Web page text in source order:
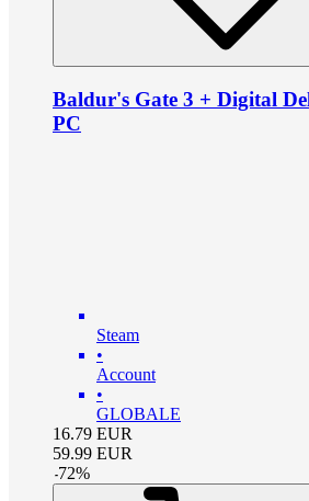
Baldur's Gate 3 + Digital
PC
Steam
•
Account
•
GLOBALE
16.79 EUR
59.99 EUR
-72%